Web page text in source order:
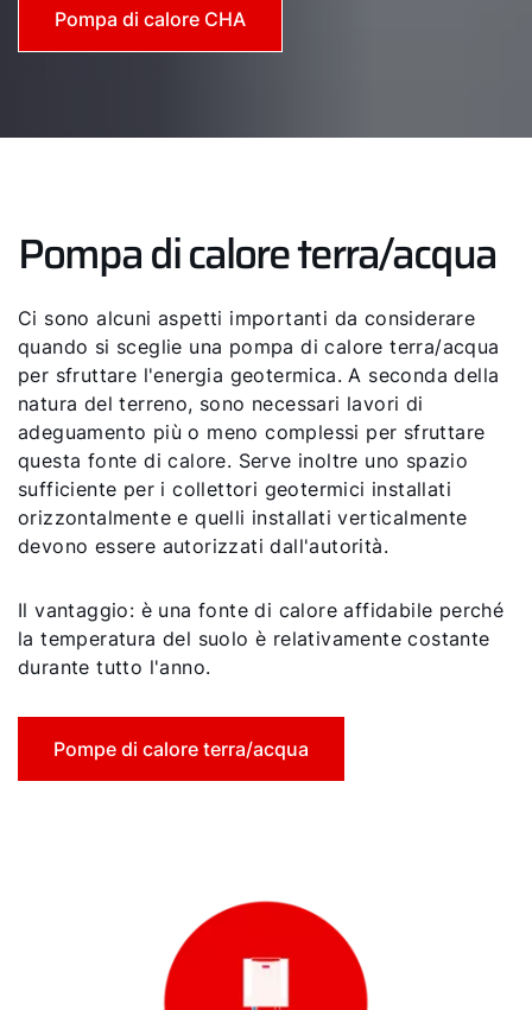
Pompa di calore CHA
Pompa di calore terra/acqua
Ci sono alcuni aspetti importanti da considerare
quando si sceglie una pompa di calore terra/acqua
per sfruttare l'energia geotermica. A seconda della
natura del terreno, sono necessari lavori di
adeguamento più o meno complessi per sfruttare
questa fonte di calore. Serve inoltre uno spazio
sufficiente per i collettori geotermici installati
orizzontalmente e quelli installati verticalmente
devono essere autorizzati dall'autorità.
Il vantaggio: è una fonte di calore affidabile perché
la temperatura del suolo è relativamente costante
durante tutto l'anno.
Pompe di calore terra/acqua